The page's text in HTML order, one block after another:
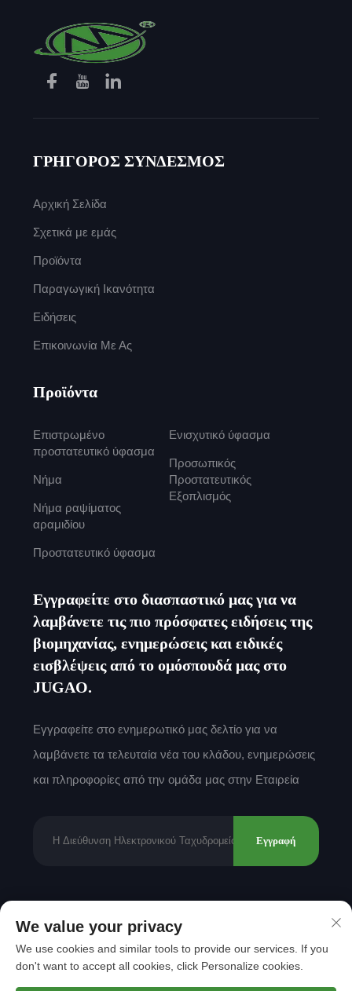
ΓΡΗΓΟΡΟΣ ΣΥΝΔΕΣΜΟΣ
Αρχική Σελίδα
Σχετικά με εμάς
Προϊόντα
Παραγωγική Ικανότητα
Ειδήσεις
Επικοινωνία Με Ας
Προϊόντα
Επιστρωμένο
προστατευτικό ύφασμα
Νήμα
Νήμα ραψίματος
αραμιδίου
Προστατευτικό ύφασμα
Ενισχυτικό ύφασμα
Προσωπικός
Προστατευτικός
Εξοπλισμός
Εγγραφείτε στο διασπαστικό μας για να
λαμβάνετε τις πιο πρόσφατες ειδήσεις της
βιομηχανίας, ενημερώσεις και ειδικές
εισβλέψεις από το ομόσπουδά μας στο
JUGAO.
Εγγραφείτε στο ενημερωτικό μας δελτίο για να
λαμβάνετε τα τελευταία νέα του κλάδου, ενημερώσεις
και πληροφορίες από την ομάδα μας στην Εταιρεία
Εγγραφή
Shantou Mingda Textile Co., Ltd.
Απορρήτου
Μετακίνηση στην κορυφή
We value your privacy
We use cookies and similar tools to provide our services. If you
don't want to accept all cookies, click Personalize cookies.